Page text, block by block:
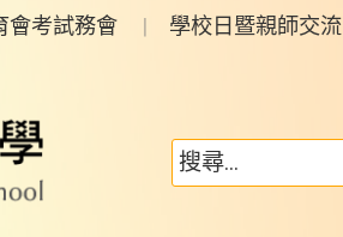
會考試務會 學校日暨親師交流